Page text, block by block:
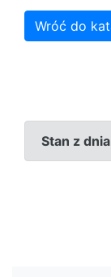
Wróć do
Stan z